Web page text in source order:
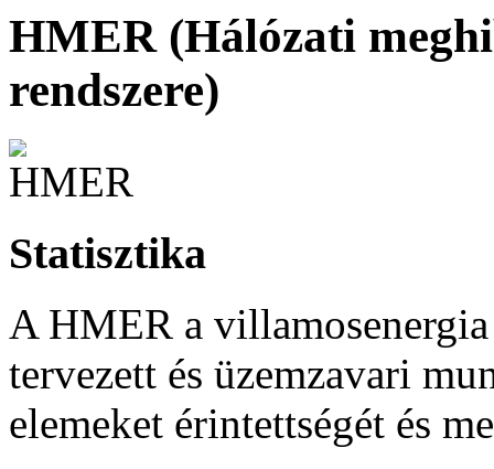
HMER (Hálózati
rendszere)
Statisztika
A HMER a
tervezett és üzemzavari
elemeket érintettségét és